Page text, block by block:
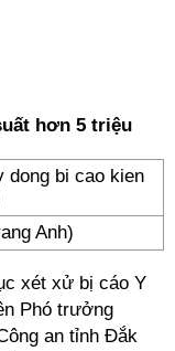
hơn 5 triệu
Anh)
xét xử bị cáo Y
Phó trưởng
an tỉnh Đắk